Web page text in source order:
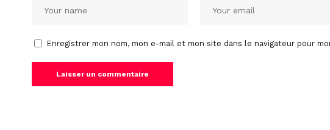
Enregistrer mon nom, mon e-mail et mon site dans le navigateur pour